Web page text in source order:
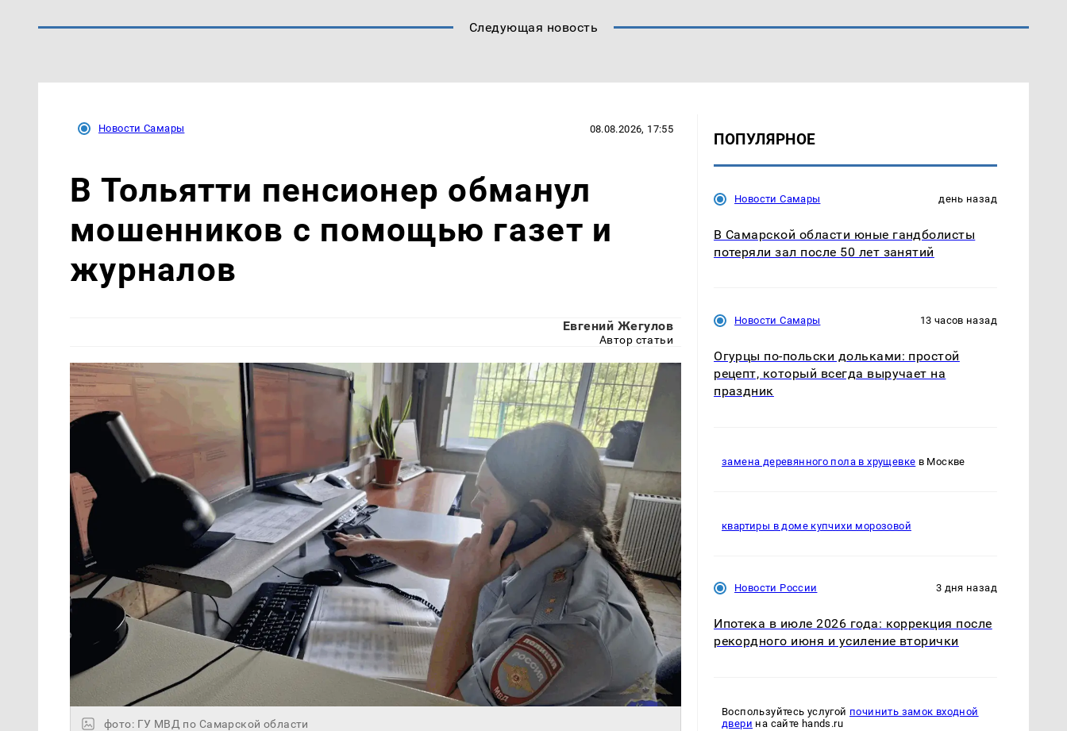
Следующая новость
Новости Самары 08.08.2026, 17:55
В Тольятти пенсионер обманул
мошенников с помощью газет и
журналов
Евгений Жегулов
Автор статьи
фото: ГУ МВД по Самарской области
ПОПУЛЯРНОЕ
Новости Самары день назад
В Самарской области юные гандболисты
потеряли зал после 50 лет занятий
Новости Самары 13 часов назад
Огурцы по‑польски дольками: простой
рецепт, который всегда выручает на
праздник
замена деревянного пола в хрущевке в Москве
квартиры в доме купчихи морозовой
Новости России 3 дня назад
Ипотека в июле 2026 года: коррекция после
рекордного июня и усиление вторички
Воспользуйтесь услугой починить замок входной
двери на сайте hands.ru